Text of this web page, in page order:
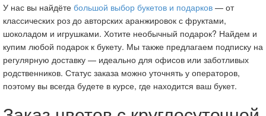
У нас вы найдёте большой выбор букетов и подарков — от
классических роз до авторских аранжировок с фруктами,
шоколадом и игрушками. Хотите необычный подарок? Найдем и
купим любой подарок к букету. Мы также предлагаем подписку на
регулярную доставку — идеально для офисов или заботливых
родственников. Статус заказа можно уточнять у операторов,
поэтому вы всегда будете в курсе, где находится ваш букет.